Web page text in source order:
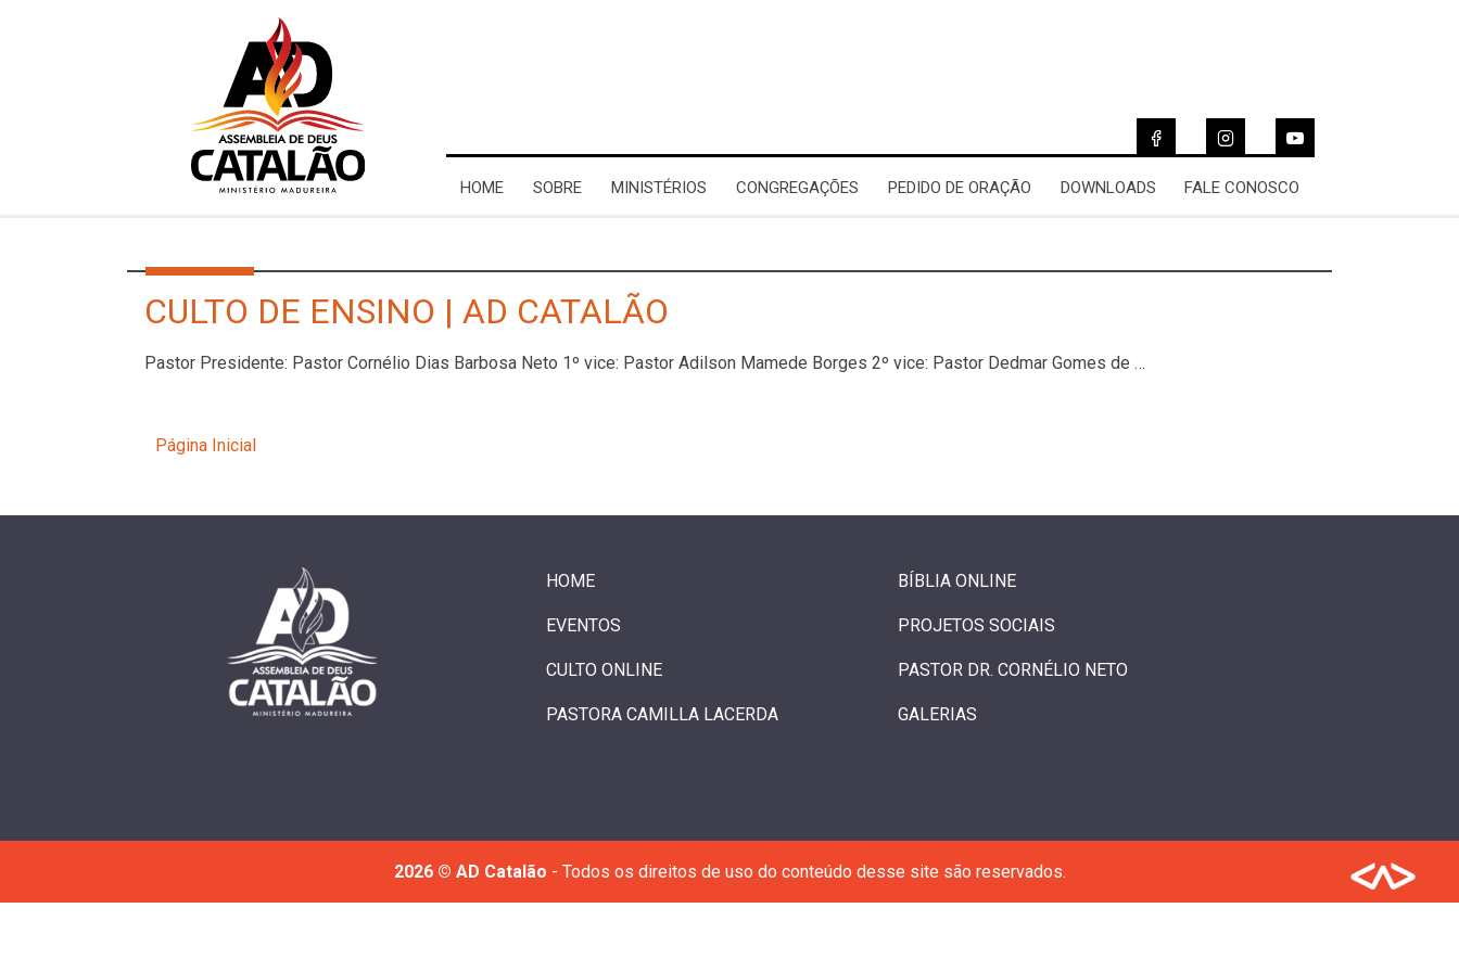
HOME SOBRE MINISTÉRIOS CONGREGAÇÕES PEDIDO DE ORAÇÃO DOWNLOADS FALE CONOSCO
CULTO DE ENSINO | AD CATALÃO
Pastor Presidente: Pastor Cornélio Dias Barbosa Neto 1º vice: Pastor Adilson Mamede Borges 2º vice: Pastor Dedmar Gomes de …
Página Inicial
HOME BÍBLIA ONLINE
EVENTOS PROJETOS SOCIAIS
CULTO ONLINE PASTOR DR. CORNÉLIO NETO
PASTORA CAMILLA LACERDA GALERIAS
2026 © AD Catalão - Todos os direitos de uso do conteúdo desse site são reservados.